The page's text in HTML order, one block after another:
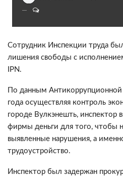
Сотрудник Инспекции труда
лишения свободы с
IPN.
По данным
года осуществляя контроль
городе Вулкэнешть, инспектор
фирмы деньги для того, чтобы
выявленные нарушения, а
трудоустройство.
Инспектор был задержан